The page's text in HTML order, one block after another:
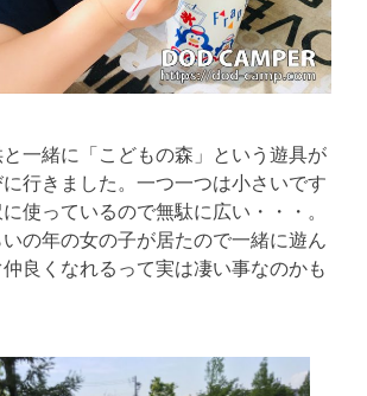
一緒に「こどもの森」という遊具が
行きました。一つ一つは小さいです
使っているので無駄に広い・・・。
の年の女の子が居たので一緒に遊ん
良くなれるって実は凄い事なのかも